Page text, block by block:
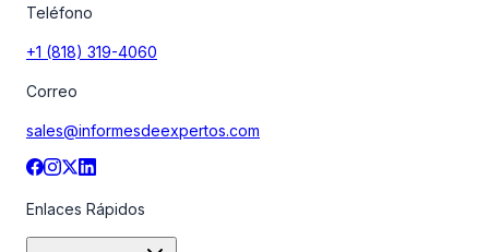
Teléfono
+1 (818) 319-4060
Correo
sales@informesdeexpertos.com
Enlaces Rápidos